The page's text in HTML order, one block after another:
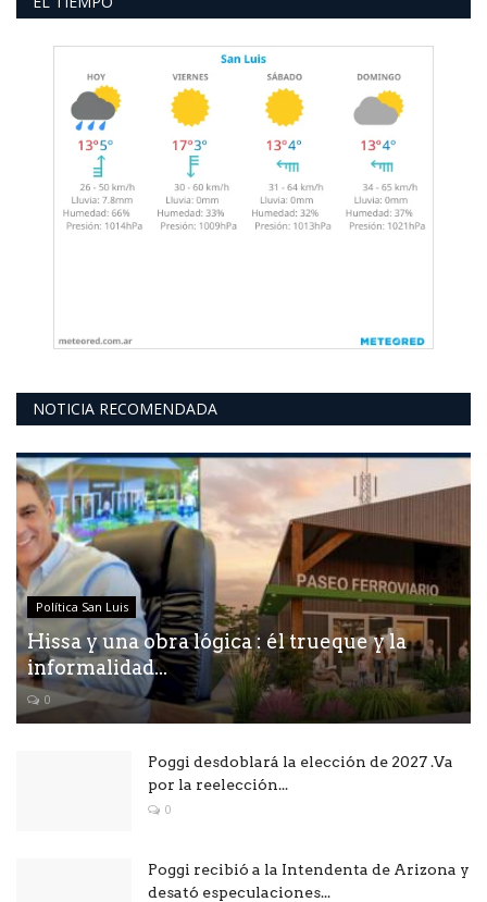
NOTICIA RECOMENDADA
Política San Luis
Hissa y una obra lógica : él trueque y la
informalidad...
0
Poggi desdoblará la elección de 2027 .Va
por la reelección...
0
Poggi recibió a la Intendenta de Arizona y
desató especulaciones...